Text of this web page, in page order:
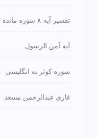
تفسیر آیه ۸ سوره مائده
آیه آمن الرسول
سوره کوثر به انگلیسی
قاری عبدالرحمن مسعد